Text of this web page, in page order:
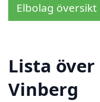
Elbolag översikt
Lista
Vinberg